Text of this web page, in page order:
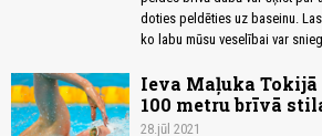
doties peldēties uz baseinu.
ko labu mūsu veselībai var
Ieva Maļuka Tokijā
100 metru brīvā
28.jūl 2021